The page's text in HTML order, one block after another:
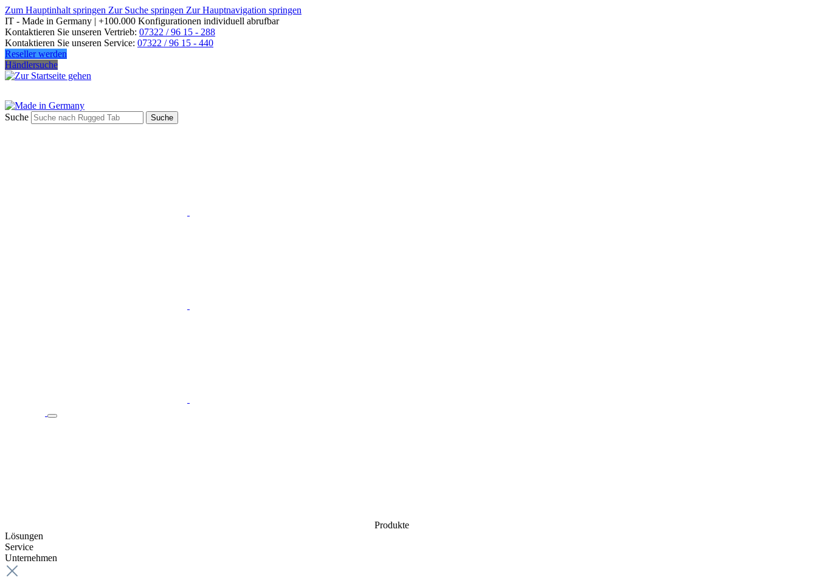
Zum Hauptinhalt springen Zur Suche springen Zur Hauptnavigation springen
IT - Made in Germany | +100.000 Konfigurationen individuell abrufbar
Kontaktieren Sie unseren Vertrieb: 07322 / 96 15 - 288
Kontaktieren Sie unseren Service: 07322 / 96 15 - 440
Reseller werden
Händlersuche
Suche Suche
Produkte
Lösungen
Service
Unternehmen